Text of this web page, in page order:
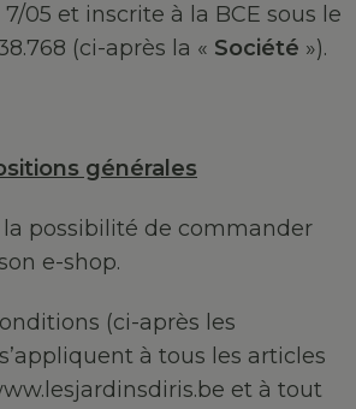
05 et inscrite à la BCE sous le
(ci-après la « Société »).
générales
la possibilité de commander
e-shop.
(ci-après les
à tous les articles
et à tout